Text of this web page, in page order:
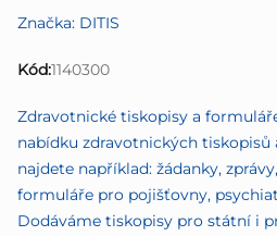
produktu
0,0
Značka: DITIS
Kód:1140300
Zdravotnické tiskopisy a
nabídku zdravotnických tiskopisů
najdete například: žádanky,
formuláře pro pojišťovny,
Dodáváme tiskopisy pro státní i